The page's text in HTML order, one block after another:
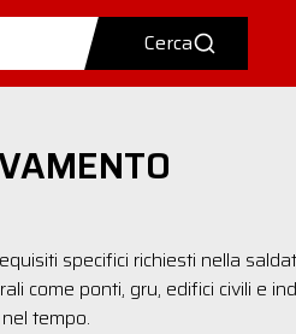
specifici richiesti nella
come ponti, gru, edifici civili e
tempo.